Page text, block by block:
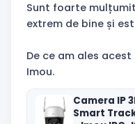
Sunt foarte
extrem de bine și
De ce am ales
Imou.
Camera IP
Smart